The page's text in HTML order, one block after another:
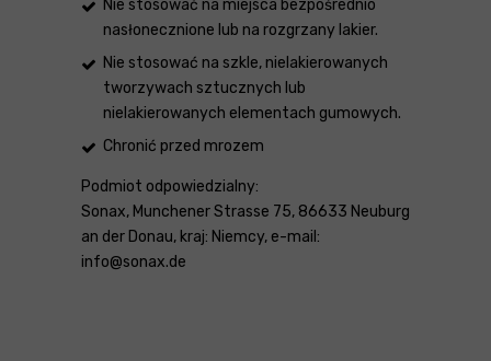
Nie stosować na miejsca bezpośrednio
nasłonecznione lub na rozgrzany lakier.
Nie stosować na szkle, nielakierowanych
tworzywach sztucznych lub
nielakierowanych elementach gumowych.
Chronić przed mrozem
Podmiot odpowiedzialny:
Sonax, Munchener Strasse 75, 86633 Neuburg
an der Donau, kraj: Niemcy, e-mail:
info@sonax.de